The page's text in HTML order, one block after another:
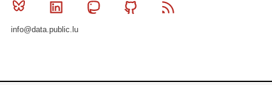
Bluesky Linkedin MastodonGithub
info@data.public.lu